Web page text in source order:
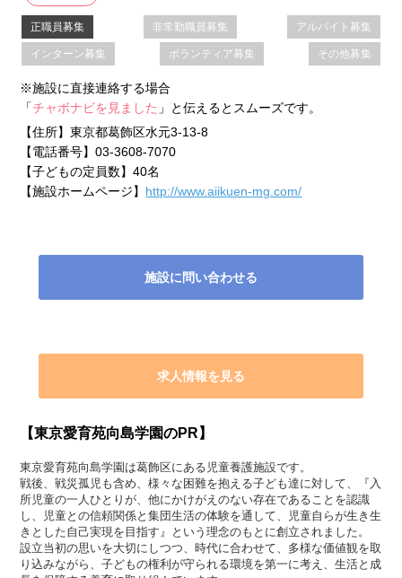
正職員募集 非常勤職員募集 アルバイト募集
インターン募集 ボランティア募集 その他募集
※施設に直接連絡する場合
「チャボナビを見ました 」と伝えるとスムーズです。
【住所】東京都葛飾区水元3-13-8
【電話番号】03-3608-7070
【子どもの定員数】40名
【施設ホームページ】 http://www.aiikuen-mg.com/
施設に問い合わせる
求人情報を見る
【東京愛育苑向島学園のPR】
東京愛育苑向島学園は葛飾区にある児童養護施設です。
戦後、戦災孤児も含め、様々な困難を抱える子ども達に対して、『入
所児童の一人ひとりが、他にかけがえのない存在であることを認識
し、児童との信頼関係と集団生活の体験を通して、児童自らが生き生
きとした自己実現を目指す』という理念のもとに創立されました。
設立当初の思いを大切にしつつ、時代に合わせて、多様な価値観を取
り込みながら、子どもの権利が守られる環境を第一に考え、生活と成